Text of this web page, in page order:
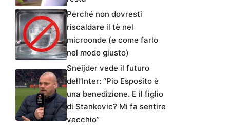
Perché non dovresti
riscaldare il tè nel
microonde (e come farlo
nel modo giusto)
Sneijder vede il futuro
dell’Inter: “Pio Esposito è
una benedizione. E il figlio
di Stankovic? Mi fa sentire
vecchio”